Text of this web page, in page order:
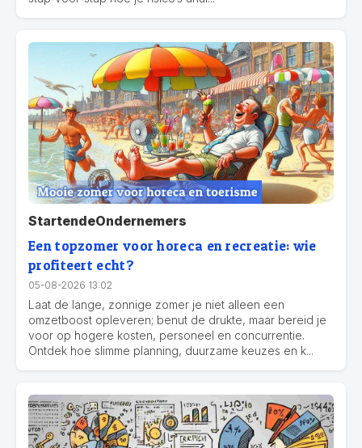
StartendeOndernemers
Een topzomer voor horeca en recreatie: wie
profiteert echt?
05-08-2026 13:02
Laat de lange, zonnige zomer je niet alleen een
omzetboost opleveren; benut de drukte, maar bereid je
voor op hogere kosten, personeel en concurrentie.
Ontdek hoe slimme planning, duurzame keuzes en k...